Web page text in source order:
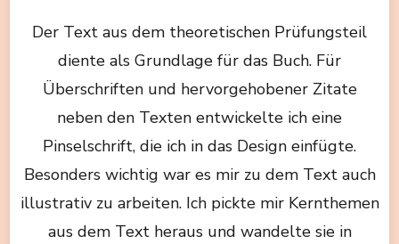
Der Text aus dem theoretischen Prüfungsteil
diente als Grundlage für das Buch. Für
Überschriften und hervorgehobener Zitate
neben den Texten entwickelte ich eine
Pinselschrift, die ich in das Design einfügte.
Besonders wichtig war es mir zu dem Text auch
illustrativ zu arbeiten. Ich pickte mir Kernthemen
aus dem Text heraus und wandelte sie in